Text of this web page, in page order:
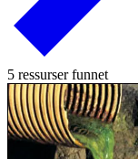
5 ressurser funnet